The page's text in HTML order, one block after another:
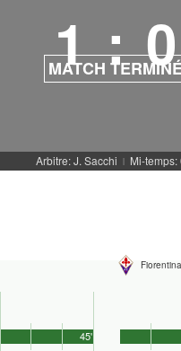
1 : 0
MATCH
Arbitre: J. Sacchi
| Mi-temps:
45'
Fiorentina